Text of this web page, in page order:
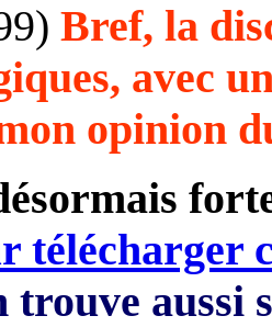
Bref, la
avec
opinion
télécharger
trouve aussi